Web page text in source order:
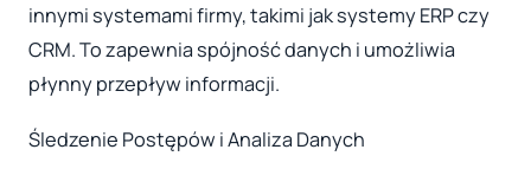
innymi systemami firmy, takimi jak systemy ERP czy
CRM. To zapewnia spójność danych i umożliwia
płynny przepływ informacji.
Śledzenie Postępów i Analiza Danych